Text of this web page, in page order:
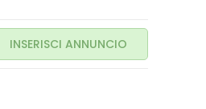
INSERISCI ANNUNCIO